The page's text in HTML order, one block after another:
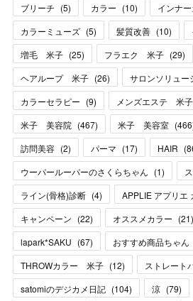
ブリーチ (5) カラー (10) インナ
カラーミューズ (5) 髪質改善 (10)
増毛 米子 (25) フラエク 米子 (29)
ヘアループ 米子 (26) サロンソリュ
カラーセラピー (9) メンズエステ 米子
米子 美容院 (467) 米子 美容室 (466
訪問美容 (2) パーマ (17) HAIR (
ウーパールーパーのさくらちゃん (1)
ライン(骨格)診断 (4) APPLIE アプリエ
キャンペーン (22) オススメカラー (21)
lapark*SAKU (67) おすすめ商品ちゃん
THROWカラー 米子 (12) ストレート
satomiのデジカメ日記 (104) 涼 (79)